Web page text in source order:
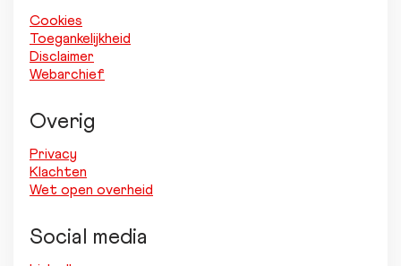
Cookies
Toegankelijkheid
Disclaimer
Webarchief
Overig
Privacy
Klachten
Wet open overheid
Social media